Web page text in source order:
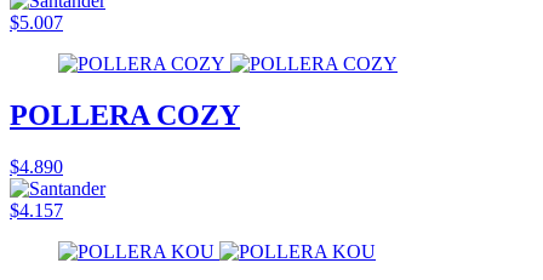
$5.007
POLLERA COZY
$4.890
$4.157